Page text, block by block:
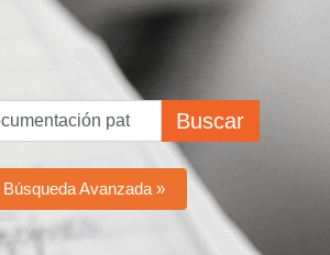
Buscar
Búsqueda Avanzada »